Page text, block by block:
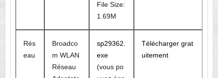
File Size:
1.69M
Rés
eau
Broadco
m WLAN
Réseau
sp29362.
exe
(vous po
Télécharger grat
uitement